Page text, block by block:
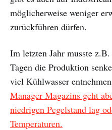
möglicherweise weniger
zurückführen dürfen.
Im letzten Jahr musste
Tagen die Produktion
viel Kühlwasser
Manager Magazins geht
niedrigen Pegelstand lag
Temperaturen.